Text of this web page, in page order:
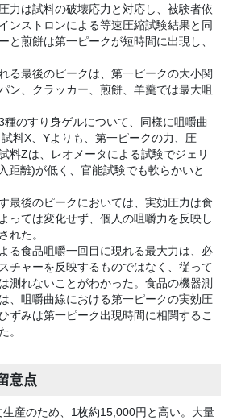
力は試料の破壊応力と対応し、被験者依
ンストロンによる等速圧縮試験結果と同
と煎餅は第一ピークが短時間に出現し、
る最後のピークは、第一ピークの大小関
ン、クラッカー、煎餅、羊羹では最大咀
種のすり身ゲルについて、同様に咀嚼曲
料X、Yよりも、第一ピークの力、圧
料Zは、レオメータによる試験でジェリ
距離)が低く、官能試験でも軟らかいと
最後のピークにおいては、実効圧力は食
っては変化せず、個人の咀嚼力を反映し
れた。
る食品咀嚼一回目に現れる最大力は、必
チャーを反映するものではなく、従って
測れないことがわかった。食品の機器測
、咀嚼曲線における第一ピークの実効圧
ずみは第一ピーク出現時間に相関するこ
。
意点
産のため、1枚約15,000円と高い。大量